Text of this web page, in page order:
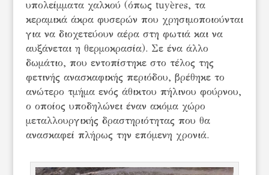
υπολείμματα χαλκού (όπως tuyères, τα
κεραμικά άκρα φυσερών που χρησιμοποιούνται
για να διοχετεύουν αέρα στη φωτιά και να
αυξάνεται η θερμοκρασία). Σε ένα άλλο
δωμάτιο, που εντοπίστηκε στο τέλος της
φετινής ανασκαφικής περιόδου, βρέθηκε το
ανώτερο τμήμα ενός άθικτου πήλινου φούρνου,
ο οποίος υποδηλώνει έναν ακόμα χώρο
μεταλλουργικής δραστηριότητας που θα
ανασκαφεί πλήρως την επόμενη χρονιά.